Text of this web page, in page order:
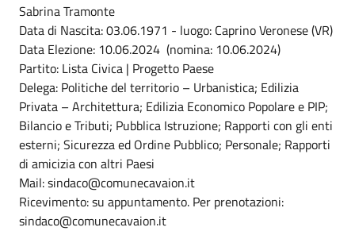
Sabrina Tramonte
Data di Nascita: 03.06.1971 - luogo: Caprino Veronese (VR)
Data Elezione: 10.06.2024 (nomina: 10.06.2024)
Partito: Lista Civica | Progetto Paese
Delega: Politiche del territorio – Urbanistica; Edilizia
Privata – Architettura; Edilizia Economico Popolare e PIP;
Bilancio e Tributi; Pubblica Istruzione; Rapporti con gli enti
esterni; Sicurezza ed Ordine Pubblico; Personale; Rapporti
di amicizia con altri Paesi
Mail: sindaco@comunecavaion.it
Ricevimento: su appuntamento. Per prenotazioni:
sindaco@comunecavaion.it